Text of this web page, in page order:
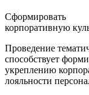
Сформировать
корпоративную
Проведение
способствует
укреплению
лояльности